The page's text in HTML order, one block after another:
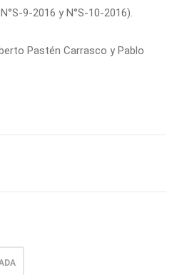
9-2016 y N°S-10-2016).
Pastén Carrasco y Pablo